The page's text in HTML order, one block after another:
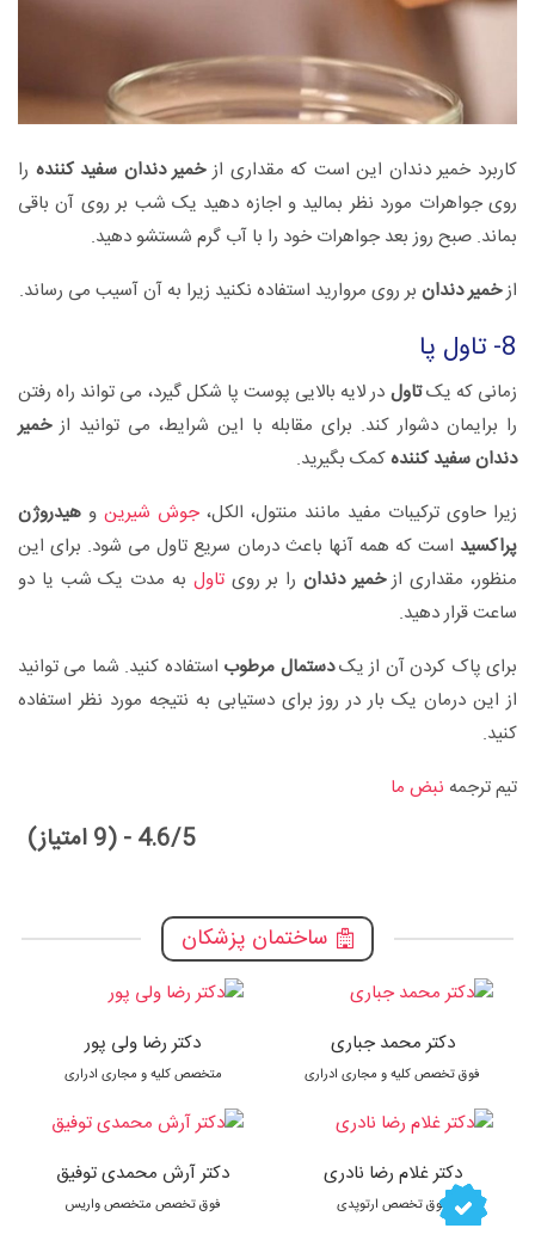
کاربرد خمیر دندان این است که مقداری ازخمیر دندان سفید کننده را
روی جواهرات مورد نظر بمالید و اجازه دهید یک شب بر روی آن باقی
بماند. صبح روز بعد جواهرات خود را با آب گرم شستشو دهید.
ازخمیر دندان بر روی مروارید استفاده نکنید زیرا به آن آسیب می رساند.
8- تاول پا
زمانی که یکتاول در لایه بالایی پوست پا شکل گیرد، می تواند راه رفتن
را برایمان دشوار کند. برای مقابله با این شرایط، می توانید ازخمیر
دندان سفید کنندهکمک بگیرید.
زیرا حاوی ترکیبات مفید مانند منتول، الکل، جوش شیرین و هیدروژن
پراکسید است که همه آنها باعث درمان سریع تاول می شود. برای این
منظور، مقداری ازخمیر دندان را بر رویتاول به مدت یک شب یا دو
ساعت قرار دهید.
برای پاک کردن آن از یکدستمال مرطوب استفاده کنید. شما می توانید
از این درمان یک بار در روز برای دستیابی به نتیجه مورد نظر استفاده
کنید.
تیم ترجمه نبض ما
4.6/5 - (9 امتیاز)
ساختمان پزشکان
دکتر محمد جباری
فوق تخصص کلیه و مجاری ادراری
دکتر غلام رضا نادری
فوق تخصص ارتوپدی
دکتر رضا ولی پور
متخصص کلیه و مجاری ادراری
دکتر آرش محمدی توفیق
فوق تخصص متخصص واریس